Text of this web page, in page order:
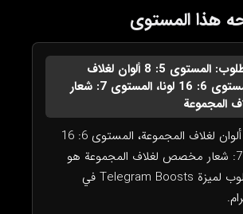
هذا المستوى
المستوى المطلوب: المستوى 5: 8 ألوان لغلاف
المجموعة، المستوى 6: 16 لونا، المستوى 7: شعار
المجموعة
المستوى 5: 8 ألوان لغلاف المجموعة، المستوى 6: 16
لونا، المستوى 7: شعار مخصص لغلاف المجموعة هو
المستوى المطلوب لميزة Telegram Boosts في